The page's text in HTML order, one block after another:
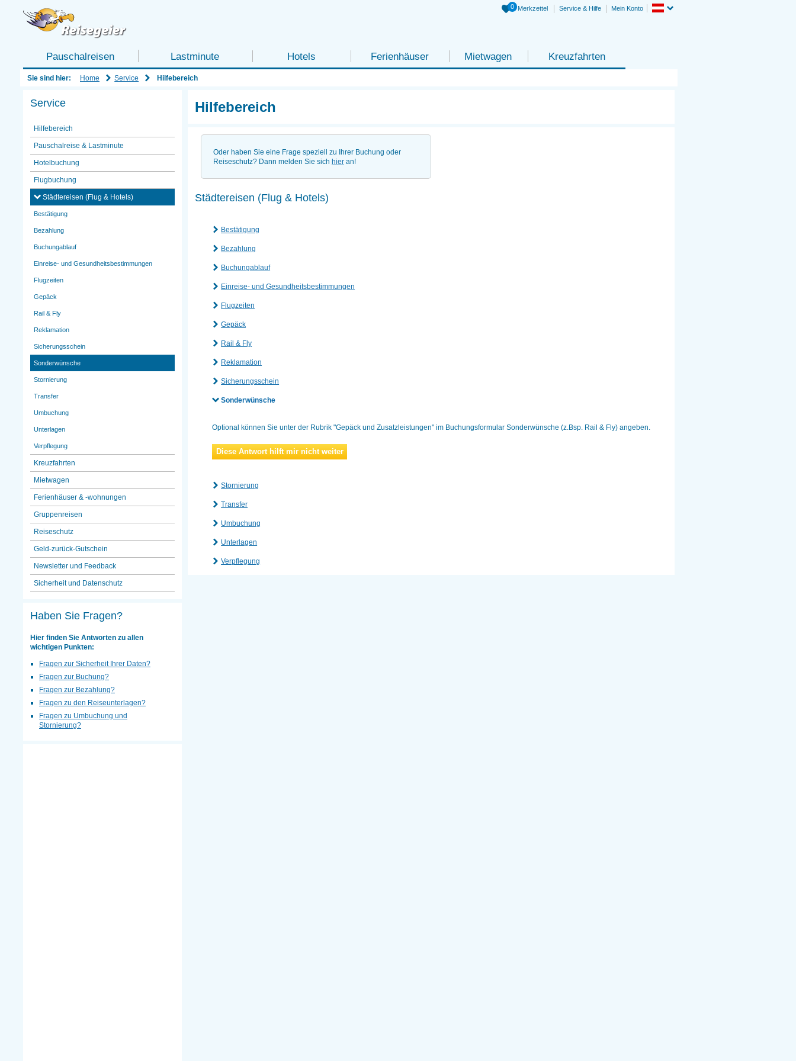
Pauschalreisen Lastminute Hotels Ferienhäuser Mietwagen Kreuzfahrten
0 Merkzettel Service & Hilfe Mein Konto
Sie sind hier: Home Service Hilfebereich
Hilfebereich
Oder haben Sie eine Frage speziell zu Ihrer Buchung oder
Reiseschutz? Dann melden Sie sich hieran!
Städtereisen (Flug & Hotels)
Bestätigung
Bezahlung
Buchungablauf
Einreise- und Gesundheitsbestimmungen
Flugzeiten
Gepäck
Rail & Fly
Reklamation
Sicherungsschein
Sonderwünsche
Optional können Sie unter der Rubrik "Gepäck und Zusatzleistungen" im Buchungsformular Sonderwünsche (z.Bsp. Rail & Fly) angeben.
Diese Antwort hilft mir nicht weiter
Stornierung
Transfer
Umbuchung
Unterlagen
Verpflegung
Service
Hilfebereich
Pauschalreise & Lastminute
Hotelbuchung
Flugbuchung
Städtereisen (Flug & Hotels)
Bestätigung
Bezahlung
Buchungablauf
Einreise- und Gesundheitsbestimmungen
Flugzeiten
Gepäck
Rail & Fly
Reklamation
Sicherungsschein
Sonderwünsche
Stornierung
Transfer
Umbuchung
Unterlagen
Verpflegung
Kreuzfahrten
Mietwagen
Ferienhäuser & -wohnungen
Gruppenreisen
Reiseschutz
Geld-zurück-Gutschein
Newsletter und Feedback
Sicherheit und Datenschutz
Haben Sie Fragen?
Hier finden Sie Antworten zu allen
wichtigen Punkten:
Fragen zur Sicherheit Ihrer Daten?
Fragen zur Buchung?
Fragen zur Bezahlung?
Fragen zu den Reiseunterlagen?
Fragen zu Umbuchung und
Stornierung?